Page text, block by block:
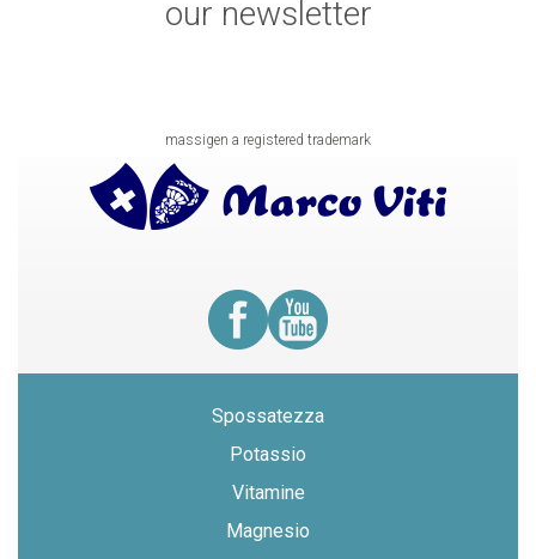
our newsletter
massigen a registered trademark
Spossatezza
Potassio
Vitamine
Magnesio